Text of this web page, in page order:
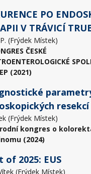
PO
V TRÁVICÍ
(Frýdek Místek)
ČESKÉ
(2021)
resekcí
(Frýdek Místek)
kongres o
(2024)
of 2025: EUS
(Frýdek Místek)